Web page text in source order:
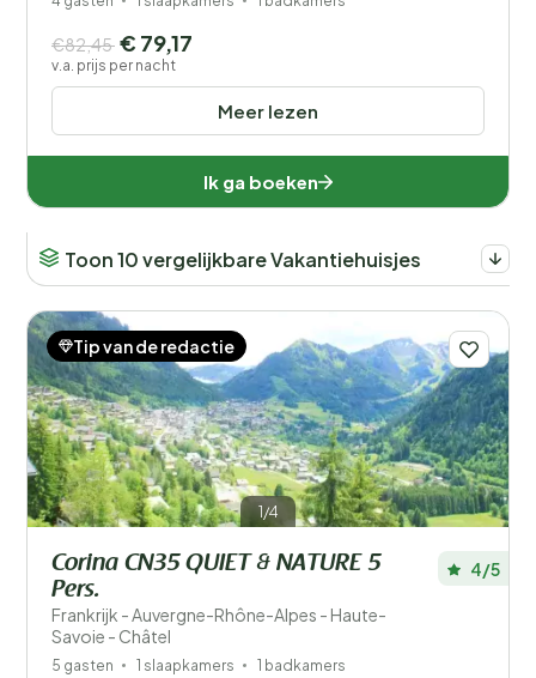
Meer lezen
€82,45 € 79,17
v.a. prijs per nacht
Ik ga boeken
Toon 10 vergelijkbare Vakantiehuisjes
1/4
Tip van de redactie
Corina CN35 QUIET & NATURE 5
Pers.
Frankrijk - Auvergne-Rhône-Alpes - Haute-
Savoie - Châtel
4/5
5 gasten 1 slaapkamers 1 badkamers